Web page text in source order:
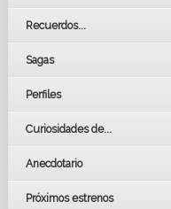
Recuerdos...
Sagas
Perfiles
Curiosidades de...
Anecdotario
Próximos estrenos